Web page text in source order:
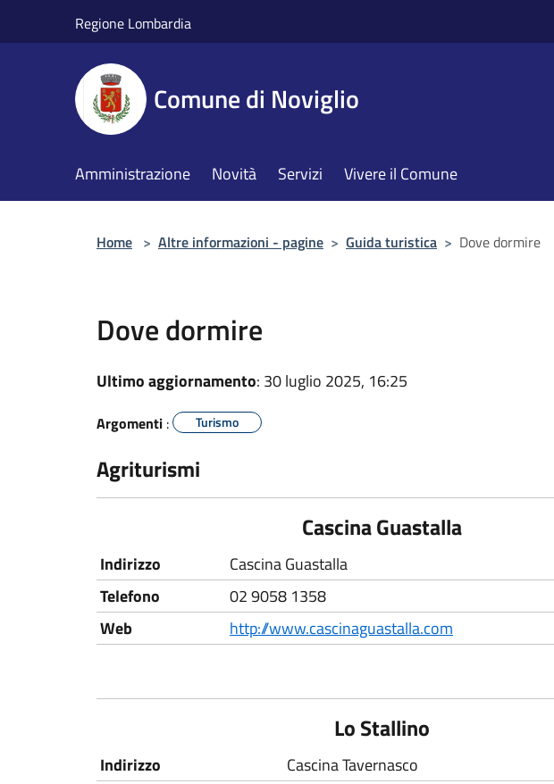
Regione Lombardia
Comune di Noviglio
Amministrazione Novità Servizi Vivere il Comune
Home > Altre informazioni - pagine > Guida turistica > Dove dormire
Dove dormire
Ultimo aggiornamento: 30 luglio 2025, 16:25
Argomenti : Turismo
Agriturismi
Cascina Guastalla
Indirizzo
Cascina Guastalla
Telefono
02 9058 1358
Web
http://www.cascinaguastalla.com
Lo Stallino
Indirizzo
Cascina Tavernasco